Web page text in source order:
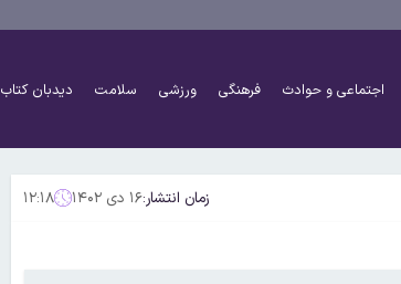
اجتماعی و حوادث فرهنگی ورزشی سلامت دیدبان کتاب
زمان انتشار:۱۶ دی ۱۴۰۲ ۱۲:۱۸